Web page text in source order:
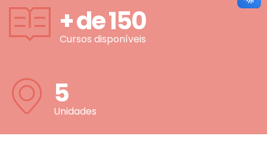
+ de150
Cursos disponíveis
5
Unidades